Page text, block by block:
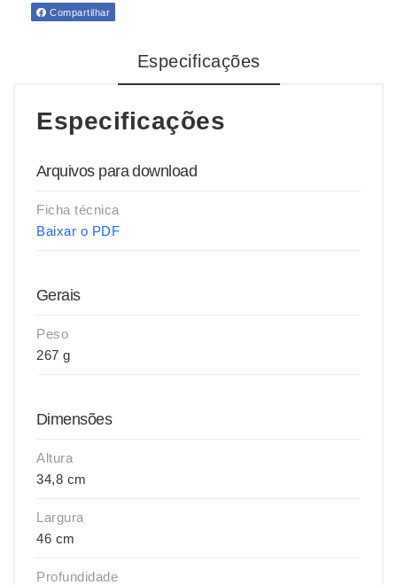
Compartilhar
Especificações
Especificações
Arquivos para download
Ficha técnica
Baixar o PDF
Gerais
Peso
267 g
Dimensões
Altura
34,8 cm
Largura
46 cm
Profundidade